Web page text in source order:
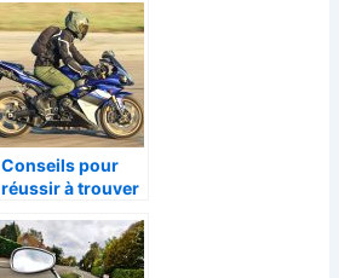
Conseils pour
réussir à trouver
veste de moto